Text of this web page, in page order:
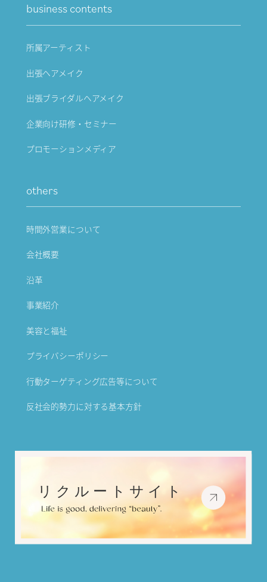
business contents
所属アーティスト
出張ヘアメイク
出張ブライダルヘアメイク
企業向け研修・セミナー
プロモーションメディア
others
時間外営業について
会社概要
沿革
事業紹介
美容と福祉
プライバシーポリシー
行動ターゲティング広告等について
反社会的勢力に対する基本方針